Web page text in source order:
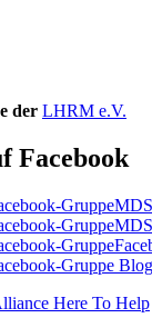
der LHRM e.V.
Facebook